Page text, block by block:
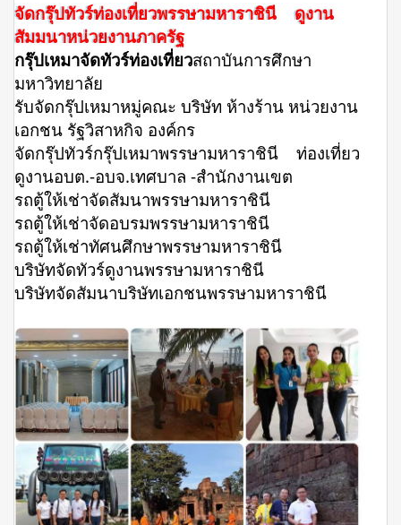
จัดกรุ๊ปทัวร์ท่องเที่ยวพรรษามหาราชินี ดูงาน
สัมมนาหน่วยงานภาครัฐ
กรุ๊ปเหมาจัดทัวร์ท่องเที่ยวสถาบันการศึกษา
มหาวิทยาลัย
รับจัดกรุ๊ปเหมาหมู่คณะ บริษัท ห้างร้าน หน่วยงาน
เอกชน รัฐวิสาหกิจ องค์กร
จัดกรุ๊ปทัวร์กรุ๊ปเหมาพรรษามหาราชินี ท่องเที่ยว
ดูงานอบต.-อบจ.เทศบาล -สำนักงานเขต
รถตู้ให้เช่าจัดสัมนาพรรษามหาราชินี
รถตู้ให้เช่าจัดอบรมพรรษามหาราชินี
รถตู้ให้เช่าทัศนศึกษาพรรษามหาราชินี
บริษัทจัดทัวร์ดูงานพรรษามหาราชินี
บริษัทจัดสัมนาบริษัทเอกชนพรรษามหาราชินี